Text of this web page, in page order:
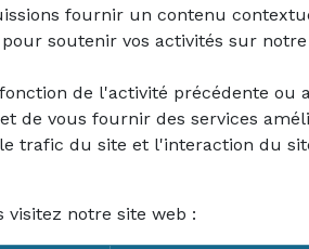
fournir un contenu
soutenir vos activités sur notre
de l'activité précédente ou
de vous fournir des services
trafic du site et l'interaction du
visitez notre site web :